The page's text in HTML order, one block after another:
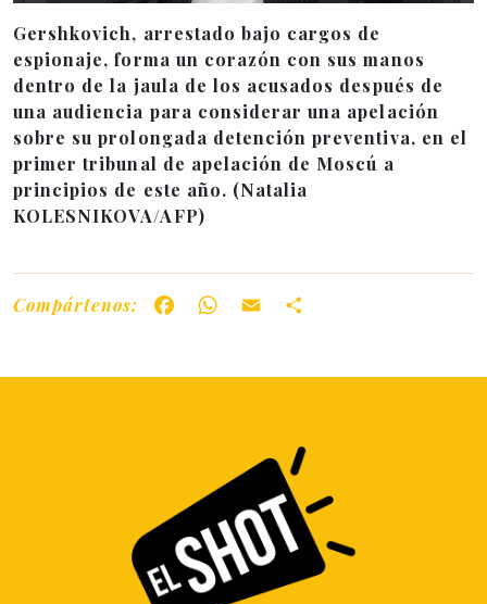
Gershkovich, arrestado bajo cargos de
espionaje, forma un corazón con sus manos
dentro de la jaula de los acusados después de
una audiencia para considerar una apelación
sobre su prolongada detención preventiva, en el
primer tribunal de apelación de Moscú a
principios de este año. (Natalia
KOLESNIKOVA/AFP)
Compártenos: FacebookWhatsApp
Email